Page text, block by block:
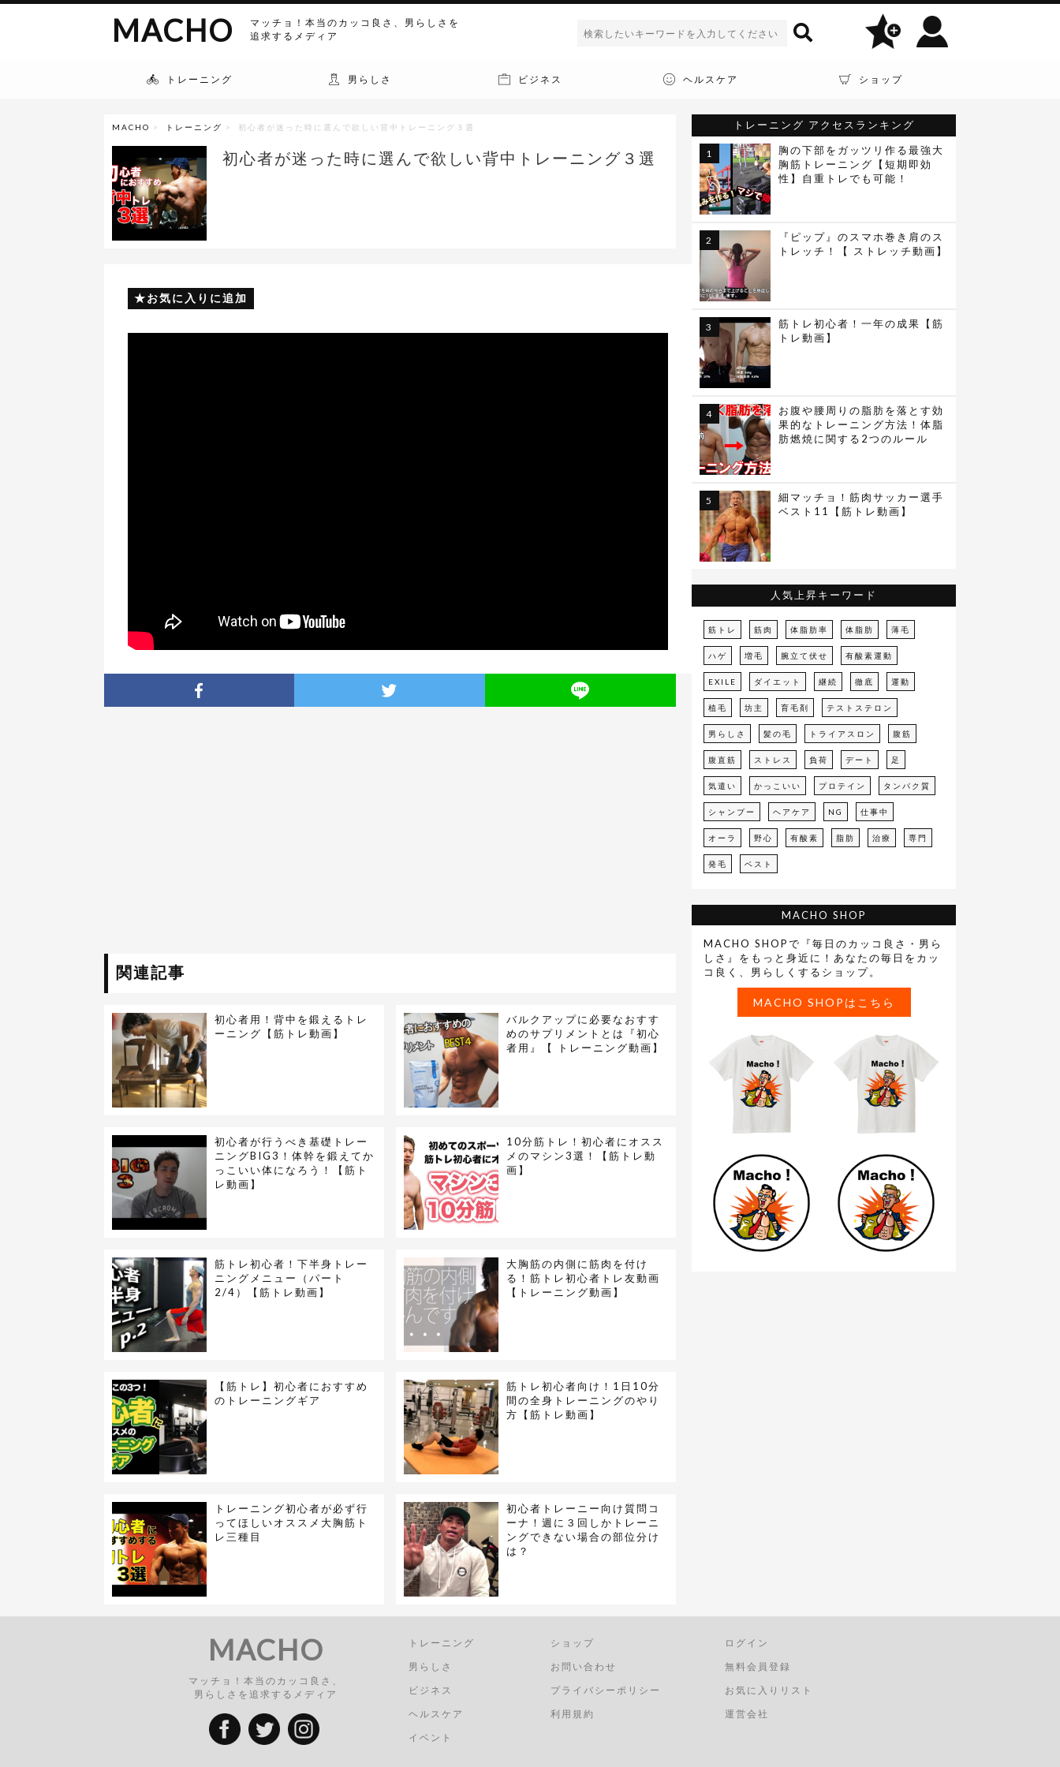
マッチョ！本当のカッコ良さ、男らしさを
追求するメディア
MACHO
トレーニング 男らしさ ビジネス ヘルスケア ショップ
MACHO > トレーニング > 初心者が迷った時に選んで欲しい背中トレーニング３選
初心者が迷った時に選んで欲しい背中トレーニング３選
お気に入りに追加
関連記事
初心者用！背中を鍛えるトレ
ーニング【筋トレ動画】
バルクアップに必要なおすす
めのサプリメントとは『初心
者用』【 トレーニング動画】
初心者が行うべき基礎トレー
ニングBIG3！体幹を鍛えてか
っこいい体になろう！【筋ト
レ動画】
10分筋トレ！初心者にオスス
メのマシン3選！【筋トレ動
画】
筋トレ初心者！下半身トレー
ニングメニュー（パート
2/4）【筋トレ動画】
大胸筋の内側に筋肉を付け
る！筋トレ初心者トレ友動画
【トレーニング動画】
【筋トレ】初心者におすすめ
のトレーニングギア
筋トレ初心者向け！1日10分
間の全身トレーニングのやり
方【筋トレ動画】
トレーニング初心者が必ず行
ってほしいオススメ大胸筋ト
レ三種目
初心者トレーニー向け質問コ
ーナ！週に３回しかトレーニ
ングできない場合の部位分け
は？
トレーニング アクセスランキング
胸の下部をガッツリ作る最強大
胸筋トレーニング【短期即効
性】自重トレでも可能！
『ピップ』のスマホ巻き肩のス
トレッチ！【 ストレッチ動画】
筋トレ初心者！一年の成果【筋
トレ動画】
お腹や腰周りの脂肪を落とす効
果的なトレーニング方法！体脂
肪燃焼に関する2つのルール
細マッチョ！筋肉サッカー選手
ベスト11【筋トレ動画】
人気上昇キーワード
筋トレ 筋肉 体脂肪率 体脂肪 薄毛
ハゲ 増毛 腕立て伏せ 有酸素運動
EXILE ダイエット 継続 徹底 運動
植毛 坊主 育毛剤 テストステロン
男らしさ 髪の毛 トライアスロン 腹筋
腹直筋 ストレス 負荷 デート 足
気遣い かっこいい プロテイン タンパク質
シャンプー ヘアケア NG 仕事中
オーラ 野心 有酸素 脂肪 治療 専門
発毛 ベスト
MACHO SHOP
MACHO SHOPで『毎日のカッコ良さ・男ら
しさ』をもっと身近に！あなたの毎日をカッ
コ良く、男らしくするショップ。
MACHO SHOPはこちら
MACHO
マッチョ！本当のカッコ良さ、
男らしさを追求するメディア
トレーニング
男らしさ
ビジネス
ヘルスケア
イベント
ショップ
お問い合わせ
プライバシーポリシー
利用規約
ログイン
無料会員登録
お気に入りリスト
運営会社